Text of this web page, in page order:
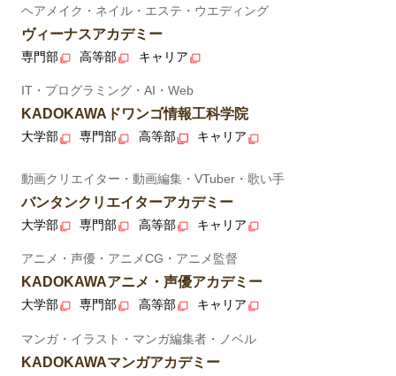
ヘアメイク・ネイル・エステ・ウエディング
ヴィーナスアカデミー
専門部 高等部 キャリア
IT・プログラミング・AI・Web
KADOKAWAドワンゴ情報工科学院
大学部 専門部 高等部 キャリア
動画クリエイター・動画編集・VTuber・歌い手
バンタンクリエイターアカデミー
大学部 専門部 高等部 キャリア
アニメ・声優・アニメCG・アニメ監督
KADOKAWAアニメ・声優アカデミー
大学部 専門部 高等部 キャリア
マンガ・イラスト・マンガ編集者・ノベル
KADOKAWAマンガアカデミー